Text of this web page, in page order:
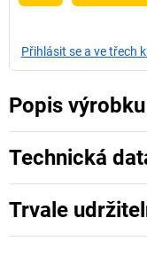
Přihlásit se a ve třech
Popis výrobku
Technická
Trvale